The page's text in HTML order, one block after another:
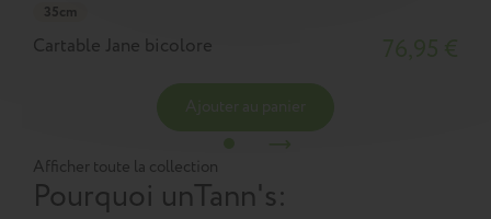
35cm
Cartable Jane bicolore
Afficher toute la collection
Pourquoi unTann's: